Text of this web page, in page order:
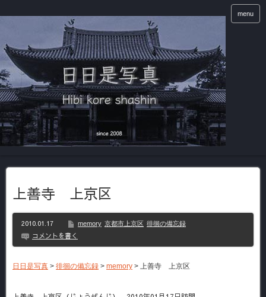
menu
上善寺 上京区
2010.01.17 memory 京都市上京区 徘徊の備忘録
コメントを書く
日日是写真 > 徘徊の備忘録 > memory > 上善寺 上京区